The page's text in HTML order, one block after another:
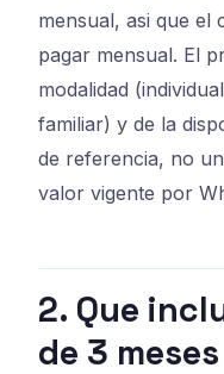
mensual, asi que el
pagar mensual. El
modalidad
familiar) y de la
de referencia, no
valor vigente por
2. Que
de 3 meses